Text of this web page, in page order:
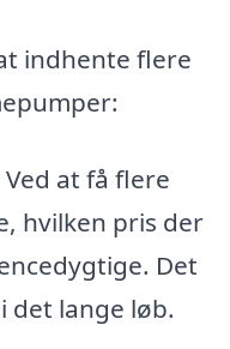
indhente flere
Ved at få flere
hvilken pris der
Det
det lange løb.